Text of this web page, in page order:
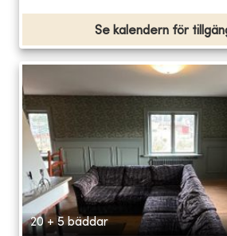
Se kalendern för
20 + 5 bäddar